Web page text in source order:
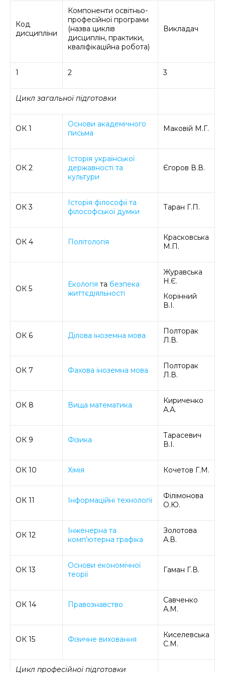
Код
дисципліни
Компоненти освітньо-
професійної програми
(назва циклів
дисциплін, практики,
кваліфікаційна робота)
Викладач
1 2 3
Цикл загальної підготовки
ОК 1
Основи академічного
письма
Маковій М.Г.
ОК 2
Історія української
державності та
культури
Єгоров В.В.
ОК 3
Історія філософії та
філософської думки
Таран Г.П.
ОК 4 Політологія
Красковська
М.П.
ОК 5 Екологія та безпека
життєдіяльності
Журавська
Н.Є.
Корінний
В.І.
ОК 6 Ділова іноземна мова
Полторак
Л.В.
ОК 7 Фахова іноземна мова
Полторак
Л.В.
ОК 8 Вища математика
Кириченко
А.А.
ОК 9 Фізика
Тарасевич
В.І.
ОК 10 Хімія Кочетов Г.М.
ОК 11 Інформаційні технології
Філімонова
О.Ю.
ОК 12
Інженерна та
комп’ютерна графіка
Золотова
А.В.
ОК 13
Основи економічної
теорії
Гаман Г.В.
ОК 14 Правознавство
Савченко
А.М.
ОК 15 Фізичне виховання
Киселевська
С.М.
Цикл професійної підготовки